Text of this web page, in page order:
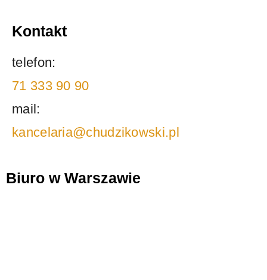
Kontakt
telefon:
71 333 90 90
mail:
kancelaria@chudzikowski.pl
Biuro w Warszawie